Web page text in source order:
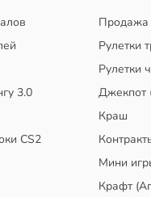
3.0
CS2
Продажа
Рулетки
Рулетки
Джекпот
Краш
Мини
Крафт